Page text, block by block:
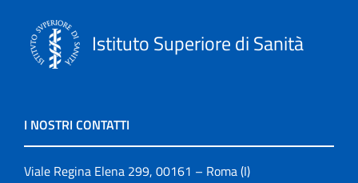
Istituto Superiore di Sanità
I NOSTRI CONTATTI
Viale Regina Elena 299, 00161 – Roma (I)